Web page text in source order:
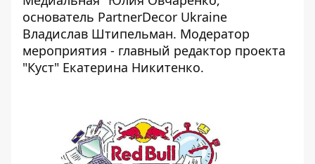
основатель PartnerDecor Ukraine
Владислав Штипельман. Модератор
мероприятия - главный редактор проекта
"Куст" Екатерина Никитенко.